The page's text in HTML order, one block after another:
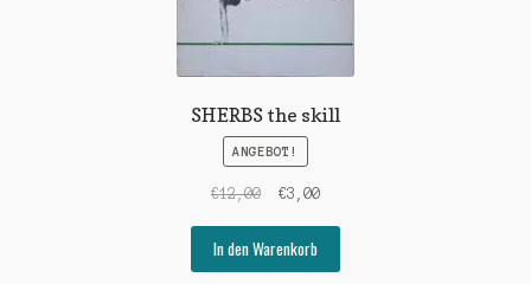
SHERBS the skill
ANGEBOT!
€12,00
Ursprünglicher
war:
€12,00
€3,00Aktueller
€3,00.
In den Warenkorb